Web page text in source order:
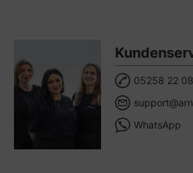
05258 22
WhatsApp